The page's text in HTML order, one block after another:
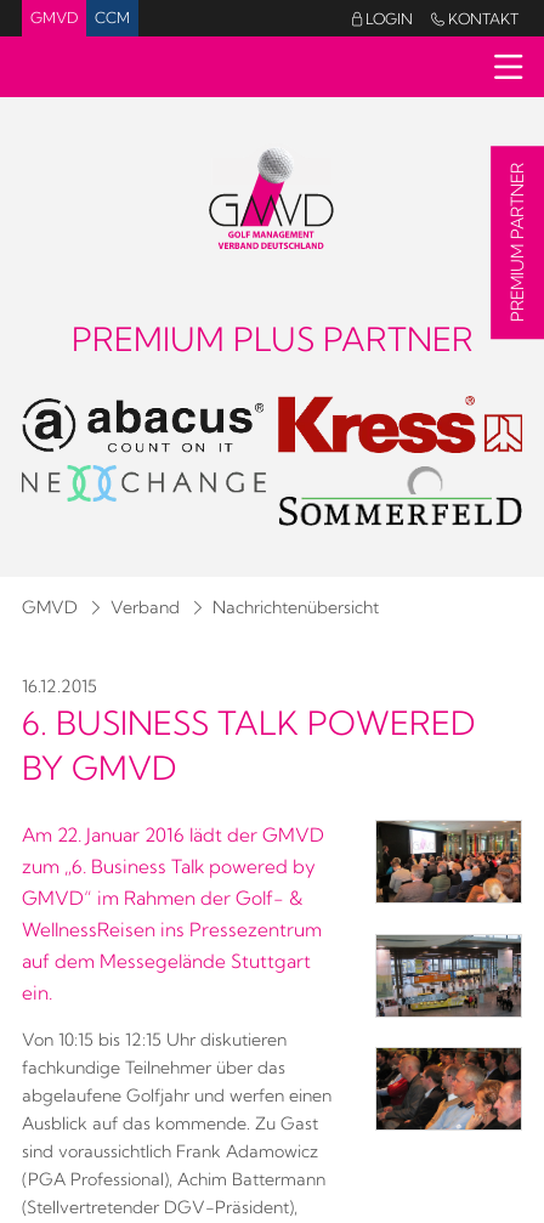
GMVD CCM LOGIN  KONTAKT
PREMIUM PLUS PARTNER
GMVD Verband Nachrichtenübersicht
16.12.2015
6. BUSINESS TALK POWERED
BY GMVD
Am 22. Januar 2016 lädt der GMVD
zum „6. Business Talk powered by
GMVD“ im Rahmen der Golf- &
WellnessReisen ins Pressezentrum
auf dem Messegelände Stuttgart
ein.
Von 10:15 bis 12:15 Uhr diskutieren
fachkundige Teilnehmer über das
abgelaufene Golfjahr und werfen einen
Ausblick auf das kommende. Zu Gast
sind voraussichtlich Frank Adamowicz
(PGA Professional), Achim Battermann
(Stellvertretender DGV-Präsident),
PREMIUM PARTNER